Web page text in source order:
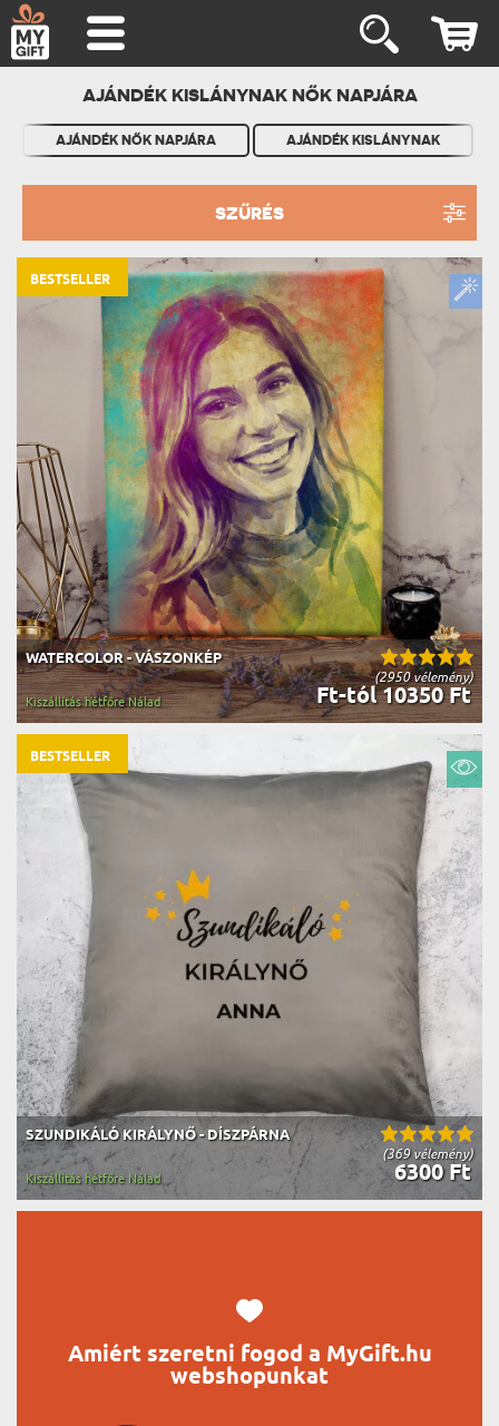
AJÁNDÉK KISLÁNYNAK NŐK NAPJÁRA
AJÁNDÉK NŐK NAPJÁRA AJÁNDÉK KISLÁNYNAK
SZŰRÉS
(2950 vélemény)
WATERCOLOR - VÁSZONKÉP
Ft-tól 10350 Ft
Kiszállítás hétfőre Nálad
BESTSELLER
(369 vélemény)
SZUNDIKÁLÓ KIRÁLYNŐ - DÍSZPÁRNA
6300 Ft
Kiszállítás hétfőre Nálad
BESTSELLER
Amiért szeretni fogod a MyGift.hu
webshopunkat